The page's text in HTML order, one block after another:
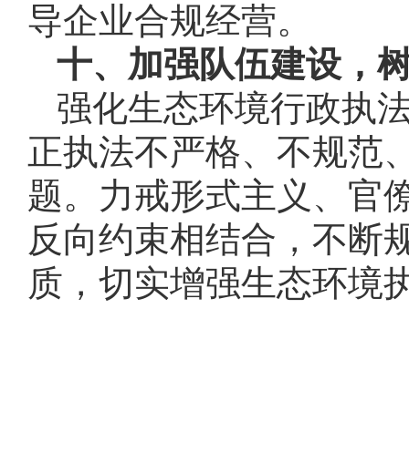
导企业合规经营。
十、加强队伍建设，
强化生态环境行政执
正执法不严格、不规范
题。力戒形式主义、官
反向约束相结合，不断
质，切实增强生态环境